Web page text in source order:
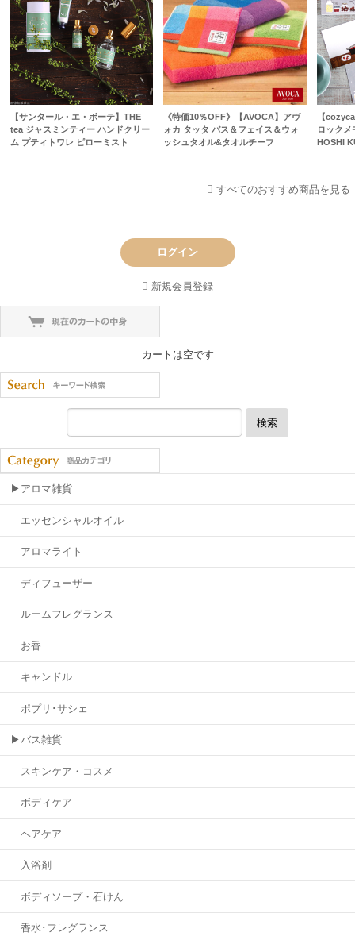
【サンタール・エ・ボーテ】THE
tea ジャスミンティー ハンドクリー
ム プティトワレ ピローミスト
《特価10％OFF》【AVOCA】アヴ
ォカ タッタ バス＆フェイス＆ウォ
ッシュタオル&タオルチーフ
【
ロック
HOSHI
すべてのおすすめ商品を見る
ログイン
新規会員登録
カートは空です
検索
▶アロマ雑貨
エッセンシャルオイル
アロマライト
ディフューザー
ルームフレグランス
お香
キャンドル
ポプリ･サシェ
▶バス雑貨
スキンケア・コスメ
ボディケア
ヘアケア
入浴剤
ボディソープ・石けん
香水･フレグランス